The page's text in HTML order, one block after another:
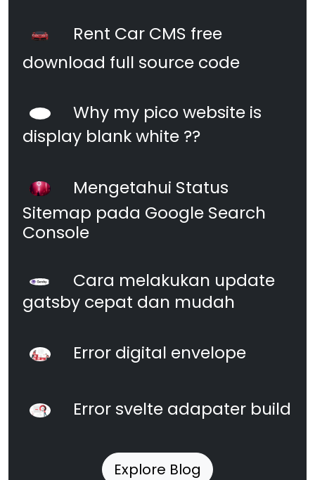
Rent Car CMS free
download full source code
Why my pico website is
display blank white ??
Mengetahui Status
Sitemap pada Google Search
Console
Cara melakukan update
gatsby cepat dan mudah
Error digital envelope
Error svelte adapater build
Explore Blog